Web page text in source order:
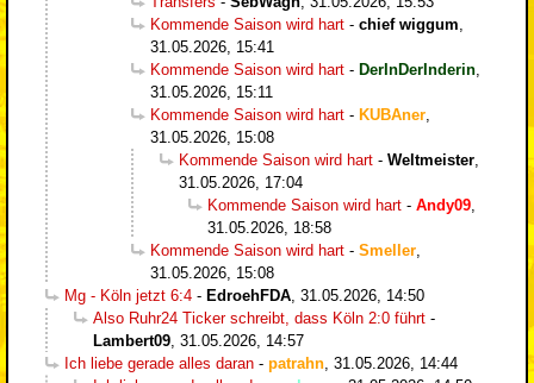
Kommende Saison wird hart - chief wiggum
31.05.2026, 15:41
Kommende Saison wird hart - DerInDerInderin
31.05.2026, 15:11
Kommende Saison wird hart - KUBAner
31.05.2026, 15:08
Kommende Saison wird hart - Weltmeister
31.05.2026, 17:04
Kommende Saison wird hart - Andy09
31.05.2026, 18:58
Kommende Saison wird hart - Smeller
31.05.2026, 15:08
Mg - Köln jetzt 6:4 - EdroehFDA 31.05.2026, 14:50
Also Ruhr24 Ticker schreibt, dass Köln 2:0 führt -
Lambert09 31.05.2026, 14:57
Ich liebe gerade alles daran - patrahn 31.05.2026, 14:44